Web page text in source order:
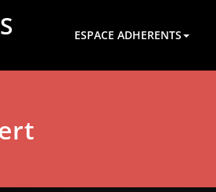
ESPACE ADHERENTS